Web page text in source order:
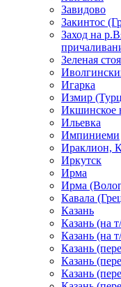
Завидово
Закинтос
Заход на
Зеленая
Игарка
Измир
Икшинское
Ильевка
Импиниеми
Ираклион,
Иркутск
Ирма
Ирма
Кавала
Казань
Казань (на
Казань (на
Казань
Казань
Казань